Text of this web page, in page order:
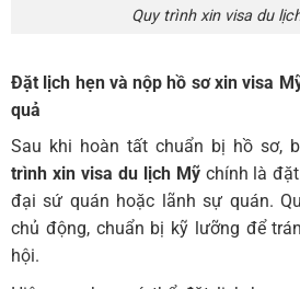
Quy trình xin visa du
Đặt lịch hẹn và nộp hồ sơ xin visa
quả
Sau khi hoàn tất chuẩn bị hồ sơ,
trình xin visa du lịch Mỹ chính là
đại sứ quán hoặc lãnh sự quán.
chủ động, chuẩn bị kỹ lưỡng để
hội.